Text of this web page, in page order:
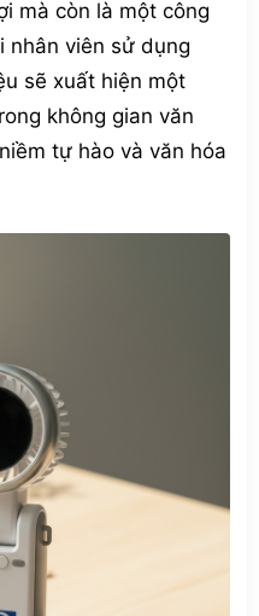
mà còn là một công
nhân viên sử dụng
sẽ xuất hiện một
không gian văn
tự hào và văn hóa